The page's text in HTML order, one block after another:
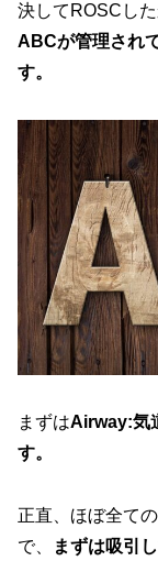
決してROSCし
ABCが管理され
す。
まずはAirway:気
す。
正直、ほぼ全て
で、
まずは吸引